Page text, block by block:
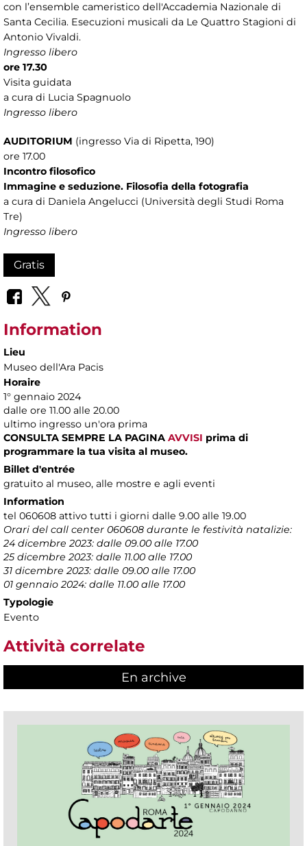
con l’ensemble cameristico dell'Accademia Nazionale di
Santa Cecilia. Esecuzioni musicali da Le Quattro Stagioni di
Antonio Vivaldi.
Ingresso libero
ore 17.30
Visita guidata
a cura di Lucia Spagnuolo
Ingresso libero
AUDITORIUM (ingresso Via di Ripetta, 190)
ore 17.00
Incontro filosofico
Immagine e seduzione. Filosofia della fotografia
a cura di Daniela Angelucci (Università degli Studi Roma
Tre)
Ingresso libero
Gratis
Information
Lieu
Museo dell'Ara Pacis
Horaire
1° gennaio 2024
dalle ore 11.00 alle 20.00
ultimo ingresso un'ora prima
CONSULTA SEMPRE LA PAGINA AVVISI prima di
programmare la tua visita al museo.
Billet d'entrée
gratuito al museo, alle mostre e agli eventi
Information
tel 060608 attivo tutti i giorni dalle 9.00 alle 19.00
Orari del call center 060608 durante le festività natalizie:
24 dicembre 2023: dalle 09.00 alle 17.00
25 dicembre 2023: dalle 11.00 alle 17.00
31 dicembre 2023: dalle 09.00 alle 17.00
01 gennaio 2024: dalle 11.00 alle 17.00
Typologie
Evento
Attività correlate
En archive